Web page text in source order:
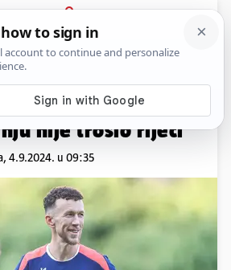
PRIJAVA
Sport Komentari
ponoćna
nije trošio riječi
4.9.2024. u 09:35